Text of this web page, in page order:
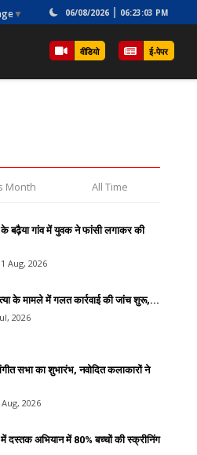
▼ 06/08/2026 06:23:03 PM
वीडियो ई-पेपर
Month All Time
गांव में युवक ने फांसी लगाकर की
Aug, 2026
के मामले में गलत कार्रवाई की जांच शुरू,...
2026
सभा का शुभारंभ, नवोदित कलाकारों ने
2026
अभियान में 80% बच्चों की स्क्रीनिंग